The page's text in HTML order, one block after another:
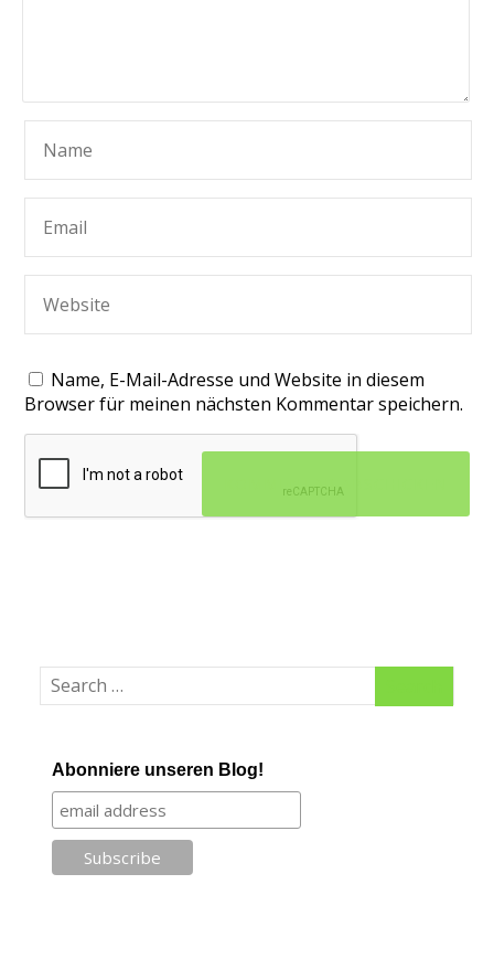
Name, E-Mail-Adresse und Website in diesem
Browser für meinen nächsten Kommentar speichern.
Abonniere unseren Blog!